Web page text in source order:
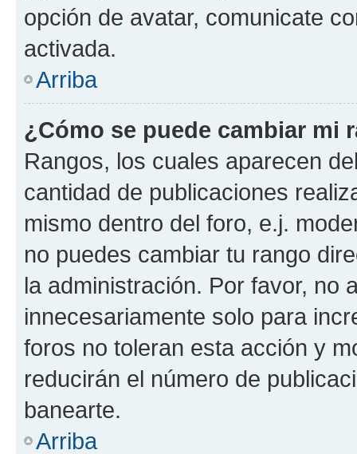
opción de avatar, comunicate
activada.
Arriba
¿Cómo se puede cambiar mi
Rangos, los cuales aparecen
cantidad de publicaciones
mismo dentro del foro, e.j.
no puedes cambiar tu rango
la administración. Por favor, no
innecesariamente solo para
foros no toleran esta acción y
reducirán el número de
banearte.
Arriba